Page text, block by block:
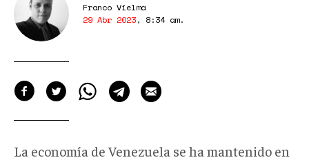
Franco Vielma
29 Abr 2023, 8:34 am.
La economía de Venezuela se ha mantenido en